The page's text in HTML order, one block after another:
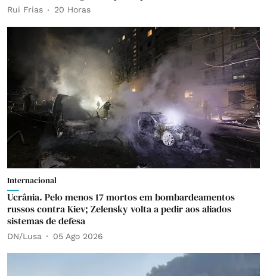
Rui Frias 20 Horas
Internacional
Ucrânia. Pelo menos 17 mortos em bombardeamentos
russos contra Kiev; Zelensky volta a pedir aos aliados
sistemas de defesa
DN/Lusa 05 Ago 2026